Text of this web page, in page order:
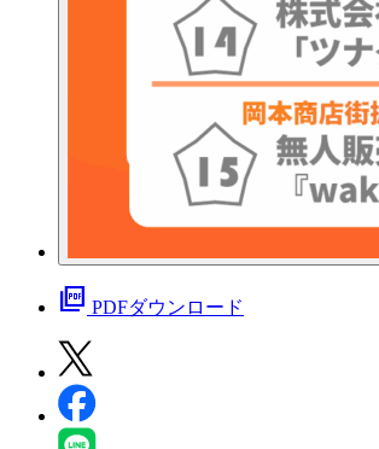
picture_as_pdf PDFダウンロード